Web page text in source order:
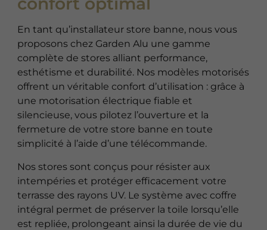
En tant qu’installateur store banne, nous vous
proposons chez Garden Alu une gamme
complète de stores alliant performance,
esthétisme et durabilité. Nos modèles motorisés
offrent un véritable confort d’utilisation : grâce à
une motorisation électrique fiable et
silencieuse, vous pilotez l’ouverture et la
fermeture de votre store banne en toute
simplicité à l’aide d’une télécommande.
Nos stores sont conçus pour résister aux
intempéries et protéger efficacement votre
terrasse des rayons UV. Le système avec coffre
intégral permet de préserver la toile lorsqu’elle
est repliée, prolongeant ainsi la durée de vie du